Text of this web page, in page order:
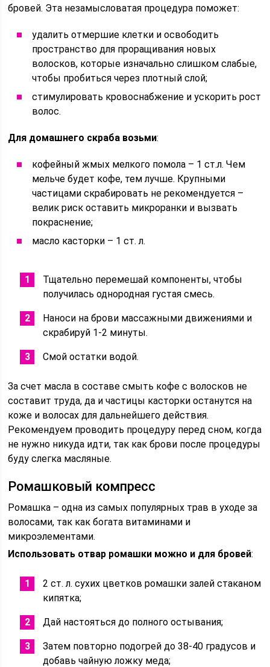
бровей. Эта незамысловатая процедура поможет:
удалить отмершие клетки и освободить
пространство для проращивания новых
волосков, которые изначально слишком слабые,
чтобы пробиться через плотный слой;
стимулировать кровоснабжение и ускорить рост
волос.
Для домашнего скраба возьми:
кофейный жмых мелкого помола – 1 ст.л. Чем
мельче будет кофе, тем лучше. Крупными
частицами скрабировать не рекомендуется –
велик риск оставить микроранки и вызвать
покраснение;
масло касторки – 1 ст. л.
Тщательно перемешай компоненты, чтобы
получилась однородная густая смесь.
Наноси на брови массажными движениями и
скрабируй 1-2 минуты.
Смой остатки водой.
За счет масла в составе смыть кофе с волосков не
составит труда, да и частицы касторки останутся на
коже и волосах для дальнейшего действия.
Рекомендуем проводить процедуру перед сном, когда
не нужно никуда идти, так как брови после процедуры
буду слегка масляные.
Ромашковый компресс
Ромашка – одна из самых популярных трав в уходе за
волосами, так как богата витаминами и
микроэлементами.
Использовать отвар ромашки можно и для бровей:
2 ст. л. сухих цветков ромашки залей стаканом
кипятка;
Дай настояться до полного остывания;
Затем повторно подогрей до 38-40 градусов и
добавь чайную ложку меда;